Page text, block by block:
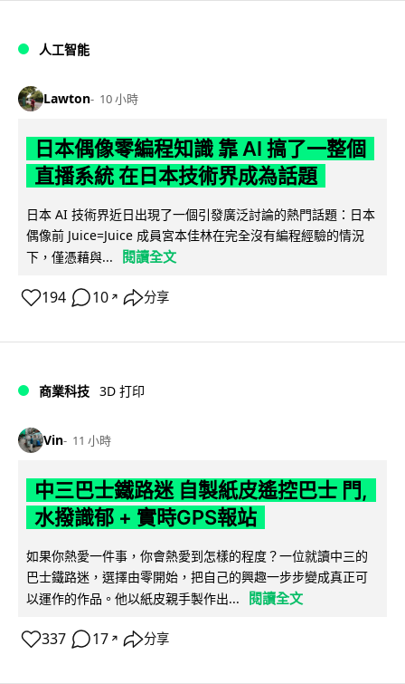
人工智能
Lawton 10 小時
日本偶像零編程知識 靠 AI 搞了一整個
直播系統 在日本技術界成為話題
日本 AI 技術界近日出現了一個引發廣泛討論的熱門話題：日本
偶像前 Juice=Juice 成員宮本佳林在完全沒有編程經驗的情況
下，僅憑藉與...
閱讀全文
194 10 ↗ 分享
商業科技 3D 打印
Vin 11 小時
中三巴士鐵路迷 自製紙皮遙控巴士 門,
水撥識郁 + 實時GPS報站
如果你熱愛一件事，你會熱愛到怎樣的程度？一位就讀中三的
巴士鐵路迷，選擇由零開始，把自己的興趣一步步變成真正可
以運作的作品。他以紙皮親手製作出...
閱讀全文
337 17 ↗ 分享